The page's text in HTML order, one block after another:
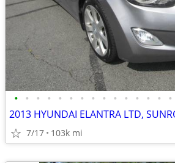
• • • • • • • • • • • • • • •
7/17 103k mi